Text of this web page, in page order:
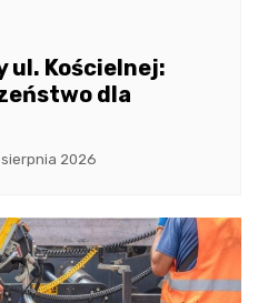
ul. Kościelnej:
dla
sierpnia 2026